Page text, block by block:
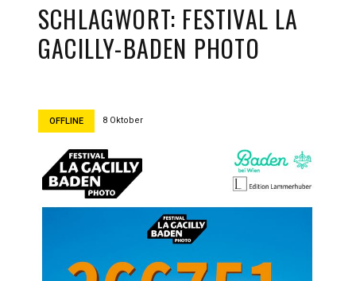
SCHLAGWORT: FESTIVAL LA
GACILLY-BADEN PHOTO
OFFLINE 8 Oktober